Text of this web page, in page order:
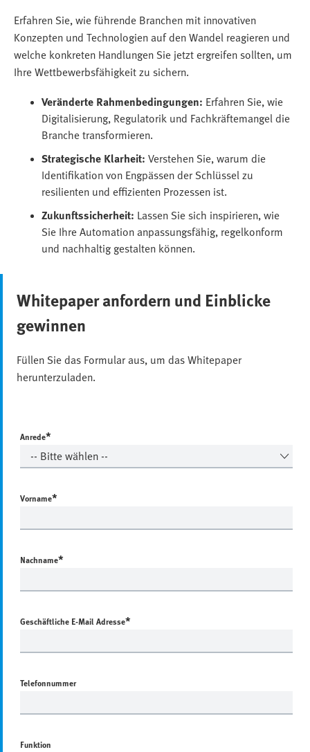
Erfahren Sie, wie führende Branchen mit innovativen
Konzepten und Technologien auf den Wandel reagieren und
welche konkreten Handlungen Sie jetzt ergreifen sollten, um
Ihre Wettbewerbsfähigkeit zu sichern.
Veränderte Rahmenbedingungen: Erfahren Sie, wie
Digitalisierung, Regulatorik und Fachkräftemangel die
Branche transformieren.
Strategische Klarheit: Verstehen Sie, warum die
Identifikation von Engpässen der Schlüssel zu
resilienten und effizienten Prozessen ist.
Zukunftssicherheit: Lassen Sie sich inspirieren, wie
Sie Ihre Automation anpassungsfähig, regelkonform
und nachhaltig gestalten können.
Whitepaper anfordern und Einblicke
gewinnen
Füllen Sie das Formular aus, um das Whitepaper
herunterzuladen.
Anrede*
Vorname*
Nachname*
Geschäftliche E-Mail Adresse*
Telefonnummer
Funktion